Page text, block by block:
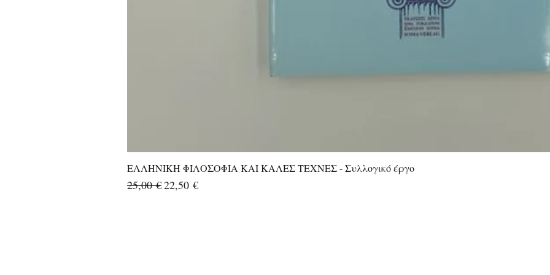
Γρήγορη προβολή
ΕΛΛΗΝΙΚΗ ΦΙΛΟΣΟΦΙΑ ΚΑΙ ΚΑΛΕΣ ΤΕΧΝΕΣ - Συλλογικό έργο
Κανονική τιμή
25,00 €Τιμή Έκπτωσης
22,50 €